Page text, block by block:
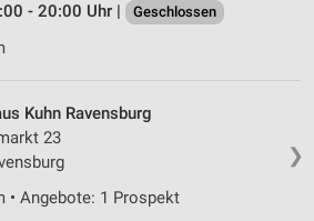
- 20:00 Uhr |
Geschlossen
❯
Kuhn Ravensburg
23
• Angebote: 1 Prospekt